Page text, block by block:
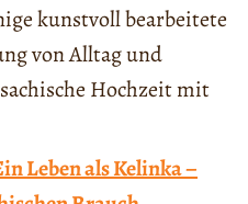
kunstvoll bearbeitete
von Alltag und
Hochzeit mit
Leben als Kelinka –